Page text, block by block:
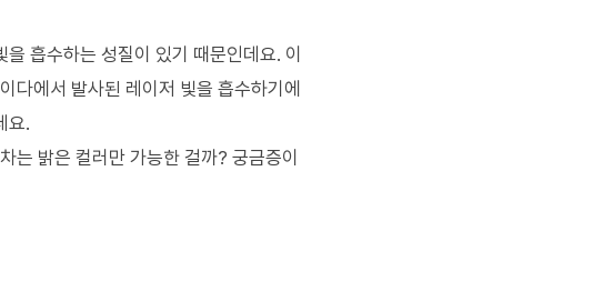
흡수하는 성질이 있기 때문인데요. 이
다에서 발사된 레이저 빛을 흡수하기에
요.
는 밝은 컬러만 가능한 걸까? 궁금증이